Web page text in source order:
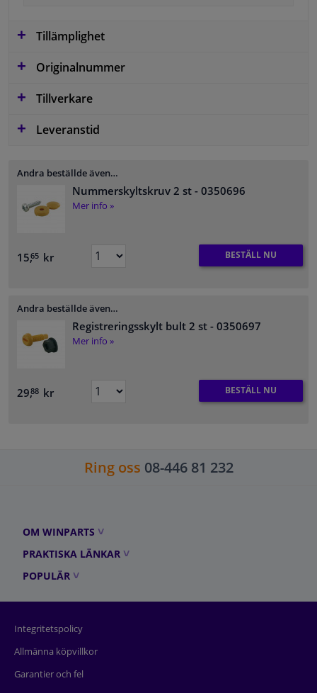
Tillämplighet
Originalnummer
Tillverkare
Leveranstid
Andra beställde även…
Nummerskyltskruv 2 st - 0350696
Mer info »
15,65 kr BESTÄLL NU
Andra beställde även…
Registreringsskylt bult 2 st - 0350697
Mer info »
29,88 kr BESTÄLL NU
Ring oss 08-446 81 232
OM WINPARTS
PRAKTISKA LÄNKAR
POPULÄR
Integritetspolicy
Allmänna köpvillkor
Garantier och fel